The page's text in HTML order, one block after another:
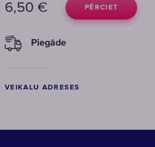
6,50 € PĒRCIET
Piegāde
VEIKALU ADRESES